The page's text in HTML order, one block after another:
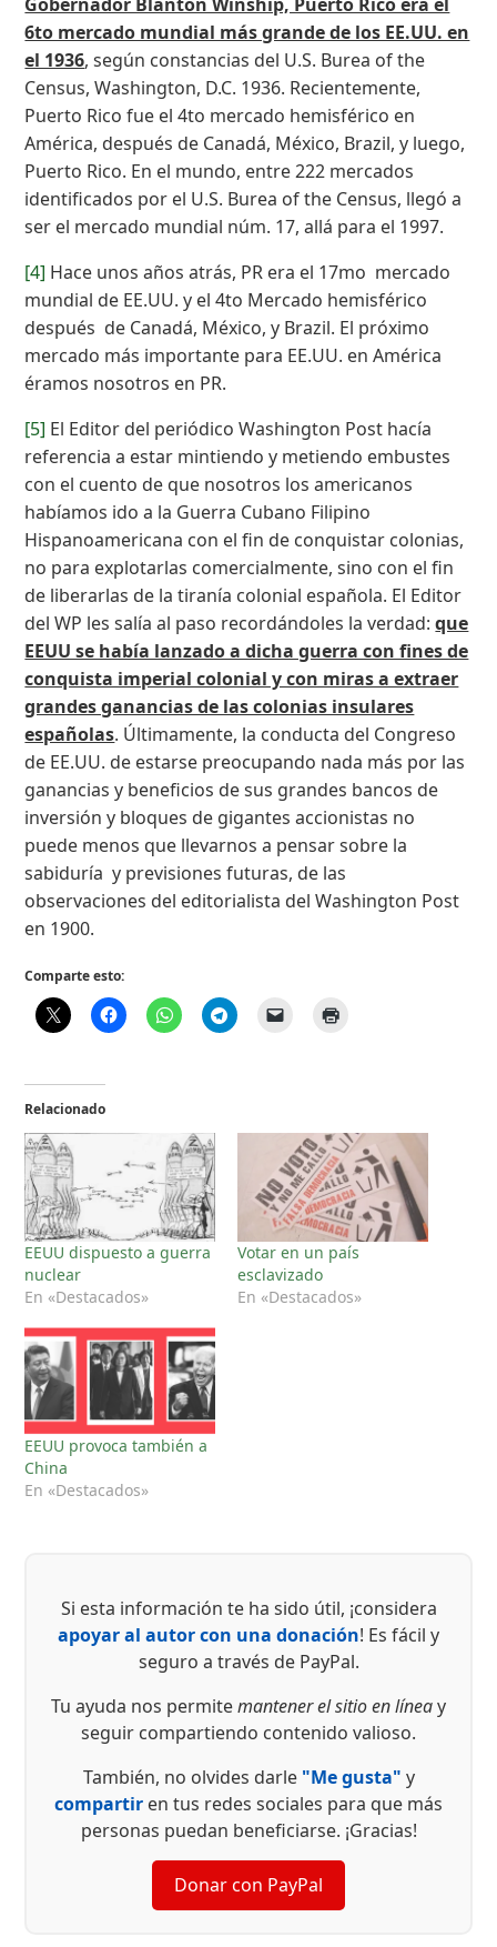
6to mercado mundial más grande de los EE.UU. en
el 1936, según constancias del U.S. Burea of the
Census, Washington, D.C. 1936. Recientemente,
Puerto Rico fue el 4to mercado hemisférico en
América, después de Canadá, México, Brazil, y luego,
Puerto Rico. En el mundo, entre 222 mercados
identificados por el U.S. Burea of the Census, llegó a
ser el mercado mundial núm. 17, allá para el 1997.
[4] Hace unos años atrás, PR era el 17mo mercado
mundial de EE.UU. y el 4to Mercado hemisférico
después de Canadá, México, y Brazil. El próximo
mercado más importante para EE.UU. en América
éramos nosotros en PR.
[5] El Editor del periódico Washington Post hacía
referencia a estar mintiendo y metiendo embustes
con el cuento de que nosotros los americanos
habíamos ido a la Guerra Cubano Filipino
Hispanoamericana con el fin de conquistar colonias,
no para explotarlas comercialmente, sino con el fin
de liberarlas de la tiranía colonial española. El Editor
del WP les salía al paso recordándoles la verdad:que
EEUU se había lanzado a dicha guerra con fines de
conquista imperial colonial y con miras a extraer
grandes ganancias de las colonias insulares
españolas. Últimamente, la conducta del Congreso
de EE.UU. de estarse preocupando nada más por las
ganancias y beneficios de sus grandes bancos de
inversión y bloques de gigantes accionistas no
puede menos que llevarnos a pensar sobre la
sabiduría y previsiones futuras, de las
observaciones del editorialista del Washington Post
en 1900.
Comparte esto:
Relacionado
EEUU dispuesto a guerra
nuclear
En «Destacados»
Votar en un país
esclavizado
En «Destacados»
EEUU provoca también a
China
En «Destacados»
Si esta información te ha sido útil, ¡considera
apoyar al autor con una donación! Es fácil y
seguro a través de PayPal.
Tu ayuda nos permitemantener el sitio en líneay
seguir compartiendo contenido valioso.
También, no olvides darle "Me gusta" y
compartir en tus redes sociales para que más
personas puedan beneficiarse. ¡Gracias!
Donar con PayPal